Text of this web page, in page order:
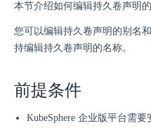
本节介绍如何编辑持久卷声明的
您可以编辑持久卷声明的别名
持编辑持久卷声明的名称。
前提条件
KubeSphere 企业版平台需要